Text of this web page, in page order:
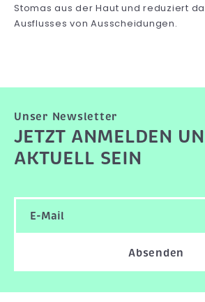
Stomas aus der Haut und reduziert
Ausflusses von Ausscheidungen.
Unser Newsletter
JETZT ANMELDEN
AKTUELL SEIN
Absenden